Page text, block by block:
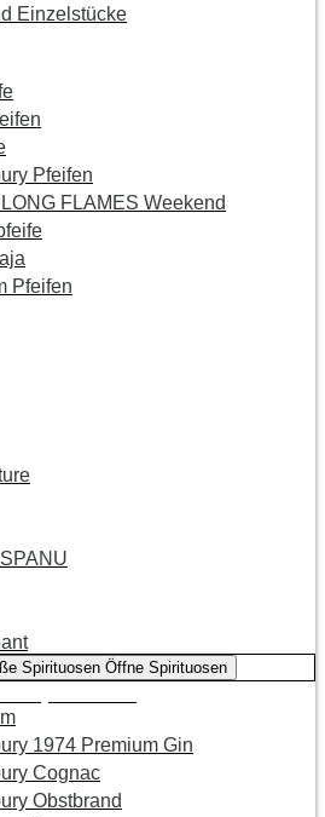
Einzelstücke
Pfeifen
FLAMES Weekend
Pfeifen
Spirituosen Öffne Spirituosen
1974 Premium Gin
Cognac
Obstbrand